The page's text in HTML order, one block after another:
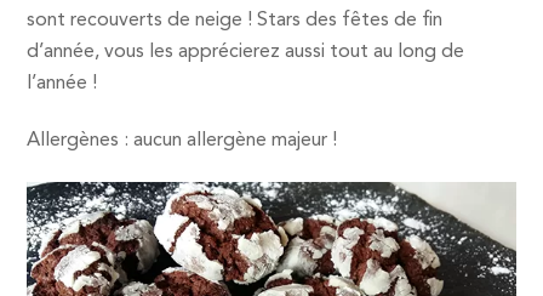
sont recouverts de neige ! Stars des fêtes de fin
d’année, vous les apprécierez aussi tout au long de
l’année !
Allergènes : aucun allergène majeur !